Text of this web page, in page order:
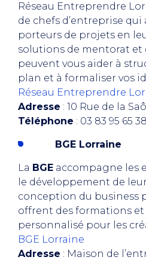
Réseau Entreprendre
de chefs d’entreprise
porteurs de projets en
solutions de mentorat et
peuvent vous aider à
plan et à formaliser vos
Réseau Entreprendre
Adresse : 10 Rue de la
Téléphone : 03 83 95 65 38
BGE Lorraine
La BGE accompagne les
le développement de
conception du business
offrent des formations et
personnalisé pour les
BGE Lorraine
Adresse : Maison de